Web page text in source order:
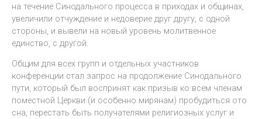
на течение Синодального процесса в приходах и общинах,
увеличили отчуждение и недоверие друг другу, с одной
стороны, и вывели на новый уровень молитвенное
единство, с другой.
Общим для всех групп и отдельных участников
конференции стал запрос на продолжение Синодального
пути, который был воспринят как призыв ко всем членам
поместной Церкви (и особенно мирянам) пробудиться ото
сна, перестать быть получателями религиозных услуг и